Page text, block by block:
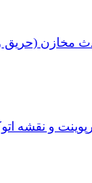
(حریق و